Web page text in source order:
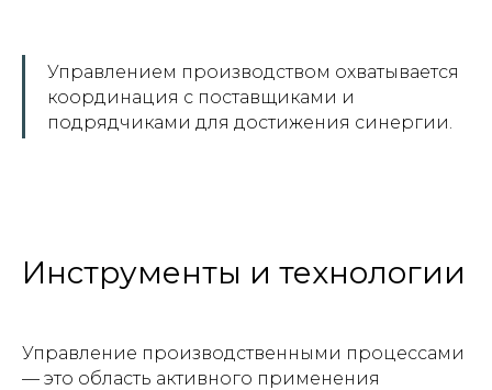
Управлением производством охватывается
координация с поставщиками и
подрядчиками для достижения синергии.
Инструменты и технологии
Управление производственными процессами
— это область активного применения